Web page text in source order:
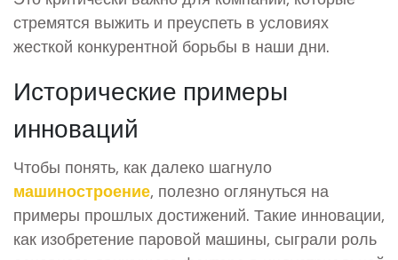
стремятся выжить и преуспеть в условиях
жесткой конкурентной борьбы в наши дни.
Исторические примеры
инноваций
Чтобы понять, как далеко шагнуло
машиностроение, полезно оглянуться на
примеры прошлых достижений. Такие инновации,
как изобретение паровой машины, сыграли роль